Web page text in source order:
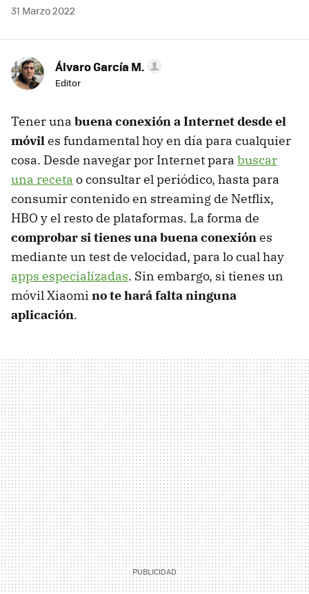
31 Marzo 2022
Álvaro García M.
Editor
Tener una buena conexión a Internet desde el
móviles fundamental hoy en día para cualquier
cosa. Desde navegar por Internet para buscar
una receta o consultar el periódico, hasta para
consumir contenido en streaming de Netflix,
HBO y el resto de plataformas. La forma de
comprobar si tienes una buena conexiónes
mediante un test de velocidad, para lo cual hay
apps especializadas. Sin embargo, si tienes un
móvil Xiaomi no te hará falta ninguna
aplicación.